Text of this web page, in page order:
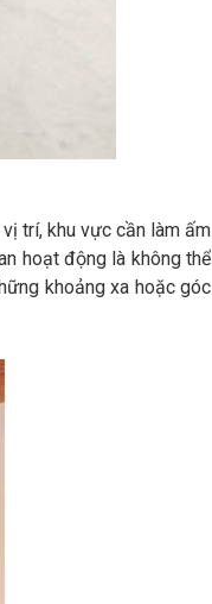
trí, khu vực cần làm ấm
hoạt động là không thể
khoảng xa hoặc góc